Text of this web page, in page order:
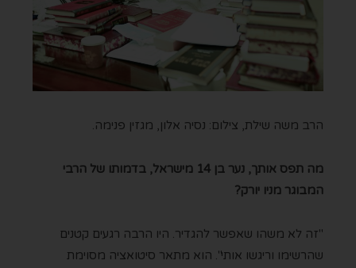
הרב משה שילת, צילום: נסיה אלון, מגזין פנימה.
מה תפס אותך, נער בן 14 מישראל, בדמותו
של הרבי
המבוגר מניו יורק?
"זה לא משהו שאפשר להגדיר. היו הרבה רגעים קטנים
שהרשימו וריגשו אותי". הוא מתאר סיטואציה מסוימת